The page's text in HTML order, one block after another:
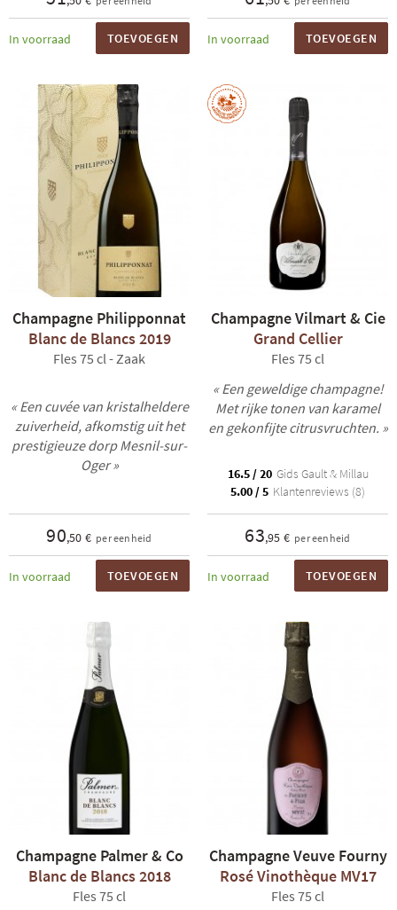
In voorraad TOEVOEGEN In voorraad TOEVOEGEN
Champagne Philipponnat
Blanc de Blancs 2019
Fles 75 cl - Zaak
« Een cuvée van kristalheldere
zuiverheid, afkomstig uit het
prestigieuze dorp Mesnil-sur-
Oger »
90,50 € per eenheid
In voorraad TOEVOEGEN
Champagne Vilmart & Cie
Grand Cellier
Fles 75 cl
« Een geweldige champagne!
Met rijke tonen van karamel
en gekonfijte citrusvruchten. »
16.5 / 20 Gids Gault & Millau
5.00 / 5 Klantenreviews (8)
63,95 € per eenheid
In voorraad TOEVOEGEN
Champagne Palmer & Co
Blanc de Blancs 2018
Fles 75 cl
Champagne Veuve Fourny
Rosé Vinothèque MV17
Fles 75 cl